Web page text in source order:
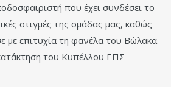
που έχει συνδέσει το
στιγμές της ομάδας μας, καθώς
με επιτυχία τη φανέλα του Βώλακα
του Κυπέλλου ΕΠΣ